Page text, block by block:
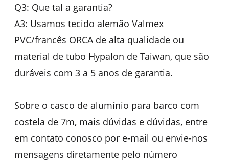
Q3: Que tal a garantia?
A3: Usamos tecido alemão Valmex
PVC/francês ORCA de alta qualidade ou
material de tubo Hypalon de Taiwan, que são
duráveis ​​com 3 a 5 anos de garantia.
Sobre o casco de alumínio para barco com
costela de 7m, mais dúvidas e dúvidas, entre
em contato conosco por e-mail ou envie-nos
mensagens diretamente pelo número